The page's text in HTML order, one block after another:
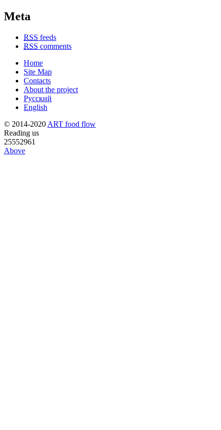
Meta
RSS feeds
RSS comments
Home
Site Map
Contacts
About the project
Русский
English
© 2014-2020 ART food flow
Reading us
25552961
Above